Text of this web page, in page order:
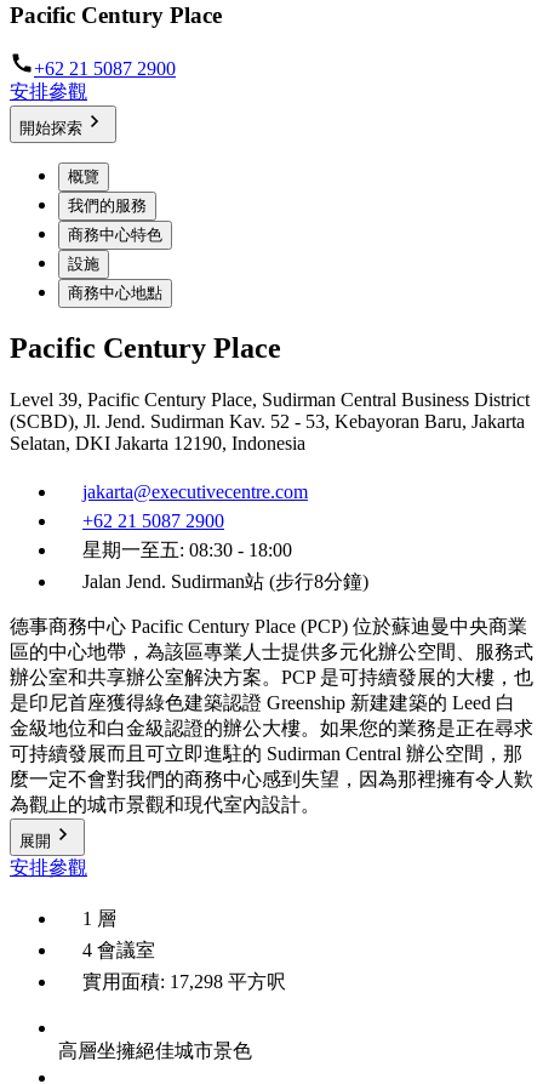
Pacific Century Place
+62 21 5087 2900
安排參觀
開始探索
概覽
我們的服務
商務中心特色
設施
商務中心地點
Pacific Century Place
Level 39, Pacific Century Place, Sudirman Central Business District
(SCBD), Jl. Jend. Sudirman Kav. 52 - 53, Kebayoran Baru, Jakarta
Selatan, DKI Jakarta 12190, Indonesia
jakarta@executivecentre.com
+62 21 5087 2900
星期一至五: 08:30 - 18:00
Jalan Jend. Sudirman站 (步行8分鐘)
德事商務中心 Pacific Century Place (PCP) 位於蘇迪曼中央商業
區的中心地帶，為該區專業人士提供多元化辦公空間、服務式
辦公室和共享辦公室解決方案。PCP 是可持續發展的大樓，也
是印尼首座獲得綠色建築認證 Greenship 新建建築的 Leed 白
金級地位和白金級認證的辦公大樓。如果您的業務是正在尋求
可持續發展而且可立即進駐的 Sudirman Central 辦公空間，那
麼一定不會對我們的商務中心感到失望，因為那裡擁有令人歎
為觀止的城市景觀和現代室內設計。
展開
安排參觀
1 層
4 會議室
實用面積: 17,298 平方呎
高層坐擁絕佳城市景色